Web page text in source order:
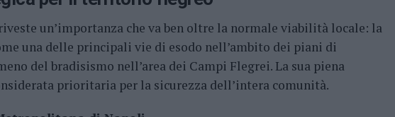
riveste un’importanza che va ben oltre la normale viabilità locale: la
una delle principali vie di esodo nell’ambito dei piani di
del bradisismo nell’area dei Campi Flegrei. La sua piena
prioritaria per la sicurezza dell’intera comunità.